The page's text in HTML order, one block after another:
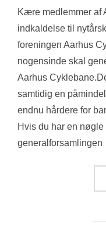
Kære medlemmer af
indkaldelse til
foreningen Aarhus
nogensinde skal
Aarhus
samtidig en
endnu hårdere for
Hvis du har en